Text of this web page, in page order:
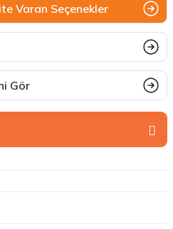
Varan Seçenekler
Gör